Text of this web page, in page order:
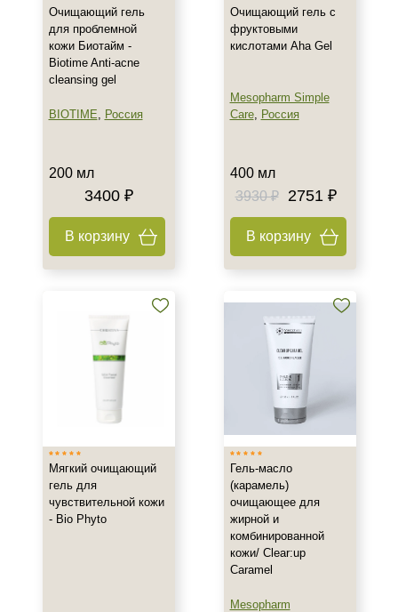
Очищающий гель
для проблемной
кожи Биотайм -
Biotime Anti-acne
cleansing gel
BIOTIME, Россия
200 мл
3400 ₽
В корзину
Очищающий гель с
фруктовыми
кислотами Aha Gel
Mesopharm Simple
Care, Россия
400 мл
3930 ₽
2751 ₽
В корзину
Мягкий очищающий
гель для
чувствительной кожи
- Bio Phyto
Гель-масло
(карамель)
очищающее для
жирной и
комбинированной
кожи/ Clear:up
Caramel
Mesopharm